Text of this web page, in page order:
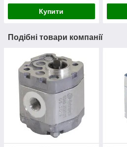
Купити
Подібні товари компанії